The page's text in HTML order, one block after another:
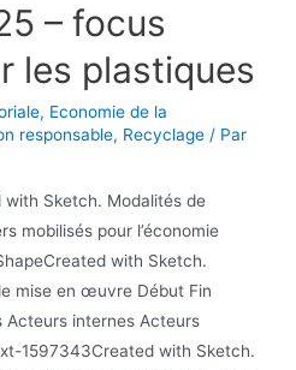
– focus
les plastiques
, Economie de la
responsable, Recyclage / Par
Sketch. Modalités de
mobilisés pour l’économie
with Sketch.
mise en œuvre Début Fin
Acteurs internes Acteurs
1597343Created with Sketch.